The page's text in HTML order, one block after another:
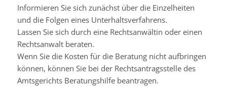
Informieren Sie sich zunächst über die Einzelheiten
und die Folgen eines Unterhaltsverfahrens.
Lassen Sie sich durch eine Rechtsanwältin oder einen
Rechtsanwalt beraten.
Wenn Sie die Kosten für die Beratung nicht aufbringen
können, können Sie bei der Rechtsantragsstelle des
Amtsgerichts Beratungshilfe beantragen.